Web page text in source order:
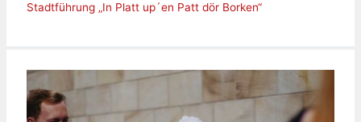
Stadtführung „In Platt up´en Patt dör Borken“